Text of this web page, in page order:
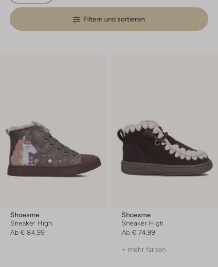
Filtern und sortieren
Shoesme
Sneaker High
Ab € 84,99
Shoesme
Sneaker High
Ab € 74,99
+ mehr farben